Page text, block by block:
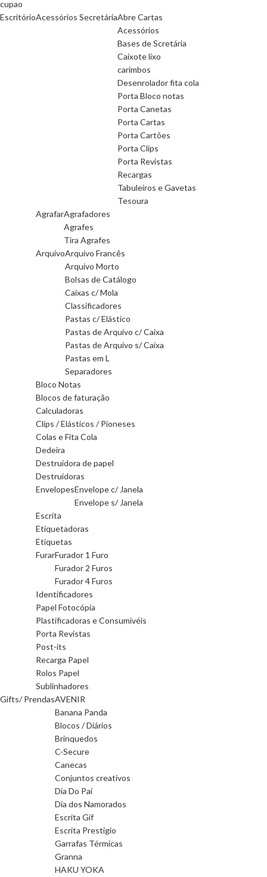
cupao
EscritórioAcessórios SecretáriaAbre Cartas
Acessórios
Bases de Scretária
Caixote lixo
carimbos
Desenrolador fita cola
Porta Bloco notas
Porta Canetas
Porta Cartas
Porta Cartões
Porta Clips
Porta Revistas
Recargas
Tabuleiros e Gavetas
Tesoura
AgrafarAgrafadores
Agrafes
Tira Agrafes
ArquivoArquivo Francês
Arquivo Morto
Bolsas de Catálogo
Caixas c/ Mola
Classificadores
Pastas c/ Elástico
Pastas de Arquivo c/ Caixa
Pastas de Arquivo s/ Caixa
Pastas em L
Separadores
Bloco Notas
Blocos de faturação
Calculadoras
Clips / Elásticos / Pioneses
Colas e Fita Cola
Dedeira
Destruidora de papel
Destruidoras
EnvelopesEnvelope c/ Janela
Envelope s/ Janela
Escrita
Etiquetadoras
Etiquetas
FurarFurador 1 Furo
Furador 2 Furos
Furador 4 Furos
Identificadores
Papel Fotocópia
Plastificadoras e Consumivéis
Porta Revistas
Post-its
Recarga Papel
Rolos Papel
Sublinhadores
Gifts/ PrendasAVENIR
Banana Panda
Blocos / Diários
Brinquedos
C-Secure
Canecas
Conjuntos creativos
Dia Do Pai
Dia dos Namorados
Escrita Gif
Escrita Prestigio
Garrafas Térmicas
Granna
HAKU YOKA